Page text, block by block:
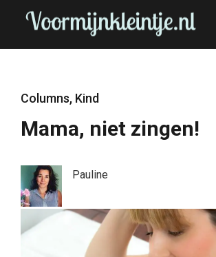
Columns, Kind
Mama, niet zingen!
Pauline